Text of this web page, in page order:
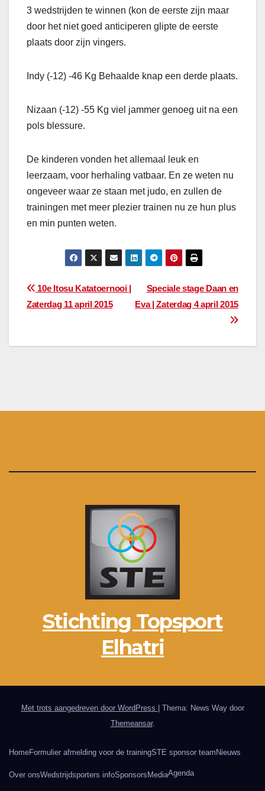
3 wedstrijden te winnen (kon de eerste zijn maar
door het niet goed anticiperen glipte de eerste
plaats door zijn vingers.
Indy (-12) -46 Kg Behaalde knap een derde plaats.
Nizaan (-12) -55 Kg viel jammer genoeg uit na een
pols blessure.
De kinderen vonden het allemaal leuk en
leerzaam, voor herhaling vatbaar. En ze weten nu
ongeveer waar ze staan met judo, en zullen de
trainingen met meer plezier trainen nu ze hun plus
en min punten weten.
Bericht
navigatie
Speciale stage Daan en
Eva | Zaterdag 4 april 2015
10e Itosu Katatoernooi |
Zaterdag 11 april 2015
Stichting Topsport
Elhatri
Met trots aangedreven door WordPress
Thema: News Way door
Themeansar.
HomeFormulier afmelding voor de trainingSTE sponsor teamNieuws
Over onsWedstrijdsporters infoSponsors MediaAgenda